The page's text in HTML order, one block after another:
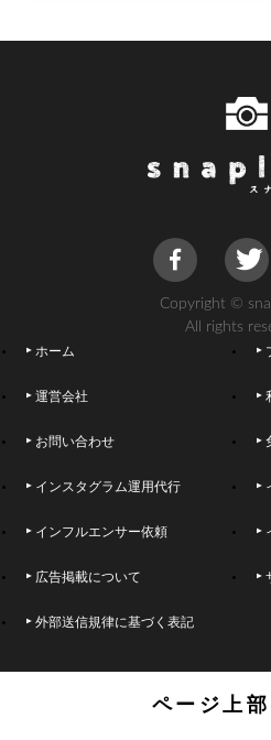
Copyright ©
All rights
ホーム
運営会社
お問い合わせ
インスタグラム運用代行
インフルエンサー依頼
広告掲載について
外部送信規律に基づく表記
ページ上